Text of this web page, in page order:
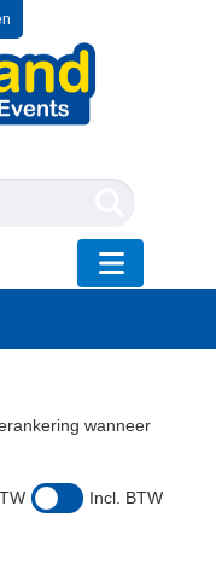
"Toggle
wanneer
Incl. BTW